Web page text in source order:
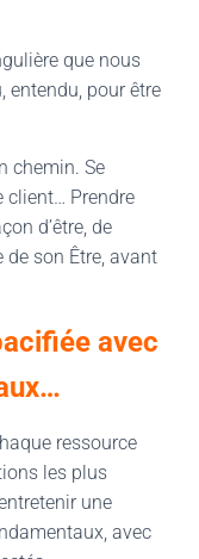
que nous
entendu, pour être
chemin. Se
client… Prendre
d’être, de
de son Être, avant
avec
ressource
les plus
une
avec